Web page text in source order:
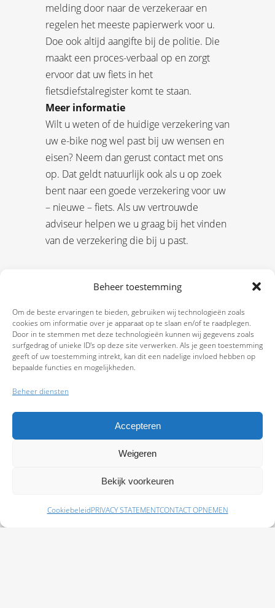
Beheer toestemming
Om de beste ervaringen te bieden, gebruiken wij technologieën zoals
cookies om informatie over je apparaat op te slaan en/of te raadplegen.
Door in te stemmen met deze technologieën kunnen wij gegevens zoals
surfgedrag of unieke ID's op deze site verwerken. Als je geen toestemming
geeft of uw toestemming intrekt, kan dit een nadelige invloed hebben op
bepaalde functies en mogelijkheden.
Beheer diensten
Accepteren
Weigeren
Bekijk voorkeuren
CookiebeleidPRIVACY STATEMENTCONTACT OPNEMEN
melding door naar de verzekeraar en
regelen het meeste papierwerk voor u.
Doe ook altijd aangifte bij de politie. Die
maakt een proces-verbaal op en zorgt
ervoor dat uw fiets in het
fietsdiefstalregister komt te staan.
Meer informatie
Wilt u weten of de huidige verzekering van
uw e-bike nog wel past bij uw wensen en
eisen? Neem dan gerust contact met ons
op. Dat geldt natuurlijk ook als u op zoek
bent naar een goede verzekering voor uw
– nieuwe – fiets. Als uw vertrouwde
adviseur helpen we u graag bij het vinden
van de verzekering die bij u past.
Schade melden Afspraak maken Polissen